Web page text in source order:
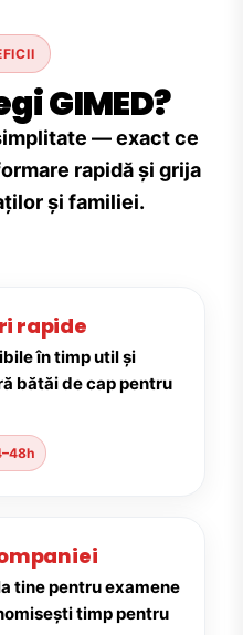
GIMED?
— exact ce
rapidă și grija
și familiei.
rapide
în timp util și
bătăi de cap pentru
tine pentru examene
timp pentru